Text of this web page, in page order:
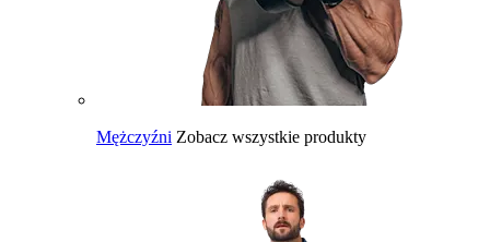
Mężczyźni Zobacz wszystkie produkty